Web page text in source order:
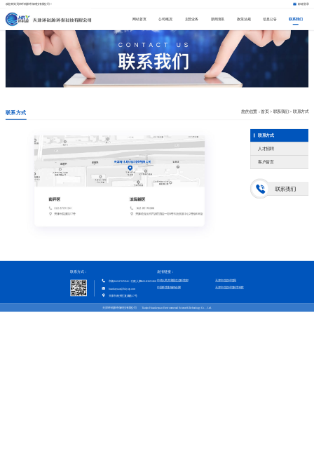
欢迎来到天津环科源环保科技有限公司！ 邮箱登录
网站首页 公司概况 主营业务 新闻资讯 政策法规 信息公告 联系我们
联系方式 您的位置：首页 > 联系我们 > 联系方式
联系方式
人才招聘
客户留言
联系方式：
市场022-87671941 / 行政人事022-83691250
huankeyuan@hky-ep.com
天津市南开区复康路17号
友情链接：
中华人民共和国生态环境部 天津市生态环境局
中国环境影响评价网 天津市生态环境科学研究院
天津环科源环保科技有限公司 Tianjin Huankeyuan Environmental Science&Technology Co.，Ltd.